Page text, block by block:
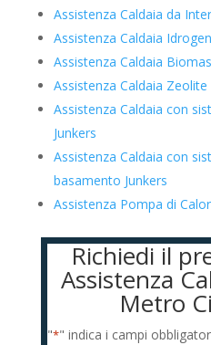
Assistenza Caldaia da
Assistenza Caldaia
Assistenza Caldaia
Assistenza Caldaia Zeolite
Assistenza Caldaia con
Junkers
Assistenza Caldaia con
basamento Junkers
Assistenza Pompa di
Richiedi il
Assistenza
Metro
"*" indica i campi